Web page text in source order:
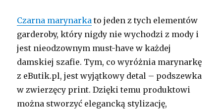
Czarna marynarka to jeden z tych elementów
garderoby, który nigdy nie wychodzi z mody i
jest nieodzownym must-have w każdej
damskiej szafie. Tym, co wyróżnia marynarkę
z eButik.pl, jest wyjątkowy detal – podszewka
w zwierzęcy print. Dzięki temu produktowi
można stworzyć elegancką stylizację,